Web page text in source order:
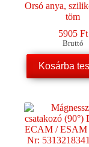
Orsó anya,
töm
5905 Ft
Bruttó
Kosárba